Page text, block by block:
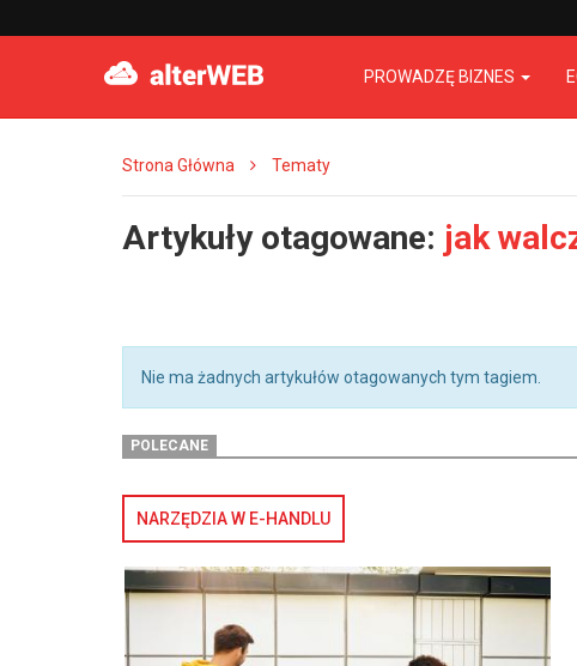
PROWADZĘ BIZNES
Strona Główna Tematy
Artykuły otagowane: jak
Nie ma żadnych artykułów otagowanych tym tagiem.
POLECANE
NARZĘDZIA W E-HANDLU